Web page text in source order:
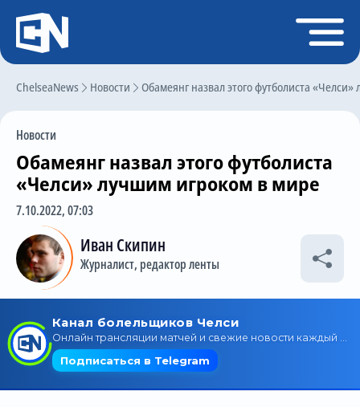
ChelseaNews Новости Обамеянг назвал этого футболиста
Новости
Обамеянг назвал этого футболиста
«Челси» лучшим игроком в мире
7.10.2022, 07:03
Иван Скипин
Журналист, редактор ленты
Регистрация
Главная
Трансферы
Слухи
История Челси
Статистика
Календарь игр
Состав команды
Поиск по сайту
Трансляции